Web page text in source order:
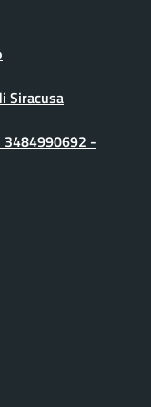
Siracusa
3484990692 -